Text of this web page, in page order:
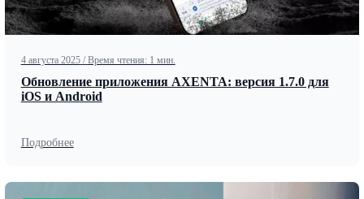
4 августа 2025 / Время чтения: 1 мин.
Обновление приложения AXENTA: версия 1.7.0 для
iOS и Android
Подробнее